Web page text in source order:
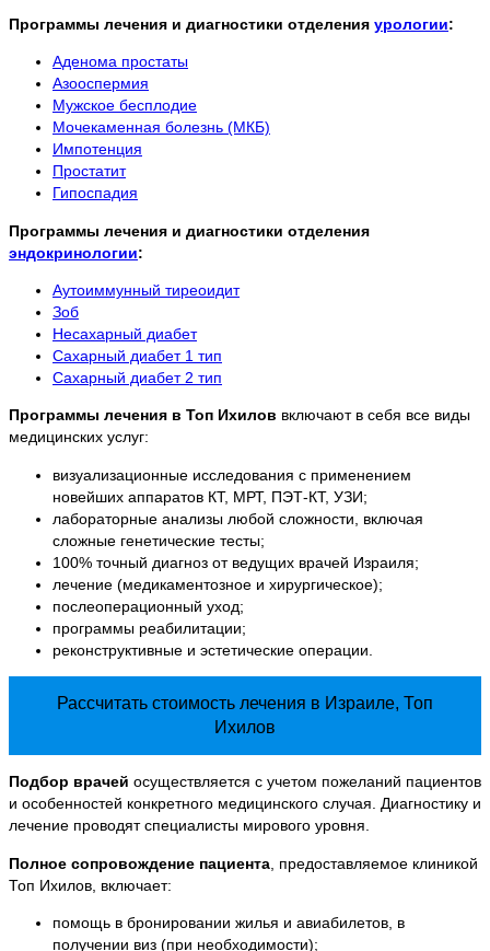
Программы лечения и диагностики отделения урологии:
Аденома простаты
Азооспермия
Мужское бесплодие
Мочекаменная болезнь (МКБ)
Импотенция
Простатит
Гипоспадия
Программы лечения и диагностики отделения
эндокринологии:
Аутоиммунный тиреоидит
Зоб
Несахарный диабет
Сахарный диабет 1 тип
Сахарный диабет 2 тип
Программы лечения в Топ Ихилов включают в себя все виды
медицинских услуг:
визуализационные исследования с применением
новейших аппаратов КТ, МРТ, ПЭТ-КТ, УЗИ;
лабораторные анализы любой сложности, включая
сложные генетические тесты;
100% точный диагноз от ведущих врачей Израиля;
лечение (медикаментозное и хирургическое);
послеоперационный уход;
программы реабилитации;
реконструктивные и эстетические операции.
Рассчитать стоимость лечения в Израиле, Топ
Ихилов
Подбор врачей осуществляется с учетом пожеланий пациентов
и особенностей конкретного медицинского случая. Диагностику и
лечение проводят специалисты мирового уровня.
Полное сопровождение пациента , предоставляемое клиникой
Топ Ихилов, включает:
помощь в бронировании жилья и авиабилетов, в
получении виз (при необходимости);